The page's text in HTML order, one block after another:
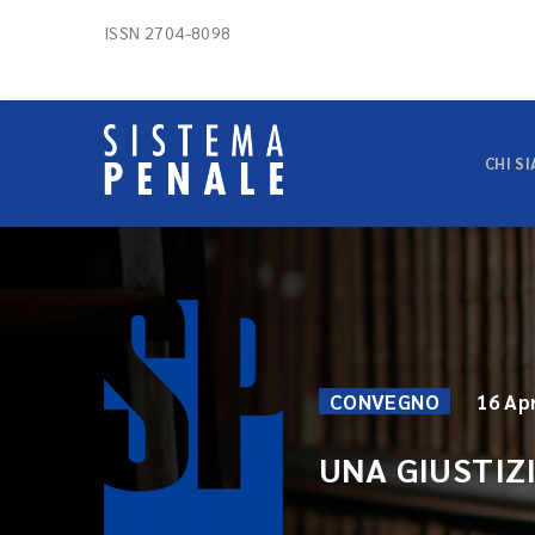
ISSN 2704-8098
CHI
CONVEGNO 16
UNA